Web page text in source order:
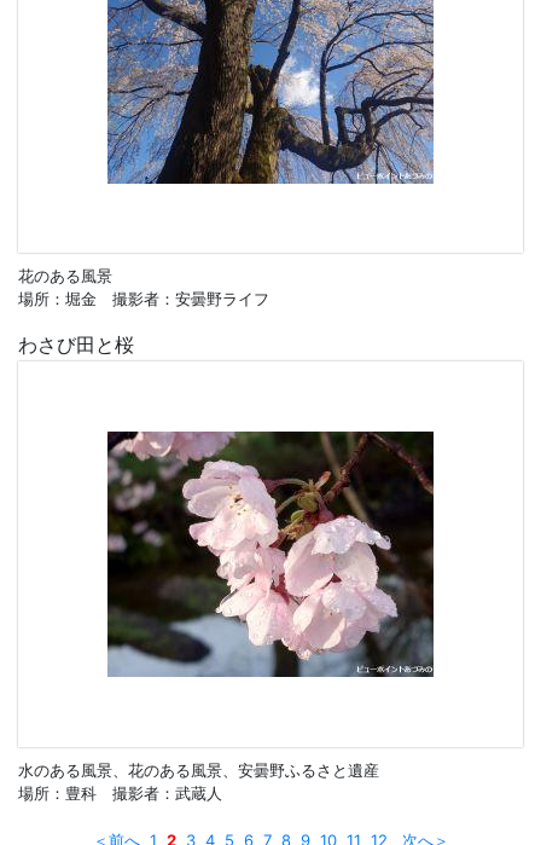
花のある風景
場所：堀金 撮影者：安曇野ライフ
わさび田と桜
水のある風景、花のある風景、安曇野ふるさと遺産
場所：豊科 撮影者：武蔵人
＜前へ 1 2 3 4 5 6 7 8 9 10 11 12 次へ＞